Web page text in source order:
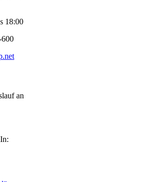
18:00
an